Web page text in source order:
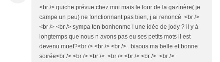
<br /> quiche prévue chez moi mais le four de la gazinère( je
campe un peu) ne fonctionnant pas bien, j ai renoncé <br />
<br /> <br /> sympa ton bonhonme ! une idée de jody ? il y à
longtemps que nous n avons pas eu ses petits mots il est
devenu muet?<br /> <br /> <br /> bisous ma belle et bonne
soirée<br /> <br /> <br /> <br /> <br /> <br /> <br />